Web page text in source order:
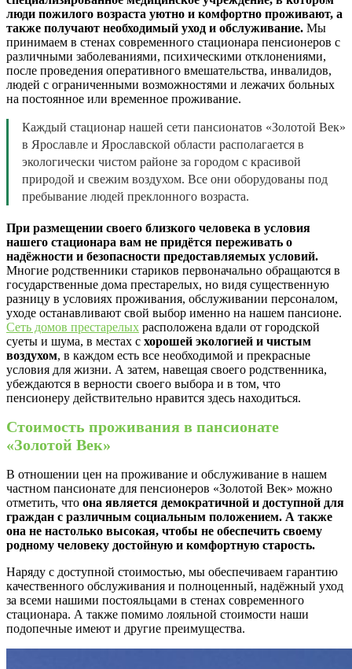
люди пожилого возраста уютно и комфортно проживают, а
также получают необходимый уход и обслуживание. Мы
принимаем в стенах современного стационара пенсионеров с
различными заболеваниями, психическими отклонениями,
после проведения оперативного вмешательства, инвалидов,
людей с ограниченными возможностями и лежачих больных
на постоянное или временное проживание.
Каждый стационар нашей сети пансионатов «Золотой Век»
в Ярославле и Ярославской области располагается в
экологически чистом районе за городом с красивой
природой и свежим воздухом. Все они оборудованы под
пребывание людей преклонного возраста.
При размещении своего близкого человека в условия
нашего стационара вам не придётся переживать о
надёжности и безопасности предоставляемых условий.
Многие родственники стариков первоначально обращаются в
государственные дома престарелых, но видя существенную
разницу в условиях проживания, обслуживании персоналом,
уходе останавливают свой выбор именно на нашем пансионе.
Сеть домов престарелых расположена вдали от городской
суеты и шума, в местах с хорошей экологией и чистым
воздухом, в каждом есть все необходимой и прекрасные
условия для жизни. А затем, навещая своего родственника,
убеждаются в верности своего выбора и в том, что
пенсионеру действительно нравится здесь находиться.
Стоимость проживания в пансионате
«Золотой Век»
В отношении цен на проживание и обслуживание в нашем
частном пансионате для пенсионеров «Золотой Век» можно
отметить, что она является демократичной и доступной для
граждан с различным социальным положением. А также
она не настолько высокая, чтобы не обеспечить своему
родному человеку достойную и комфортную старость.
Наряду с доступной стоимостью, мы обеспечиваем гарантию
качественного обслуживания и полноценный, надёжный уход
за всеми нашими постояльцами в стенах современного
стационара. А также помимо лояльной стоимости наши
подопечные имеют и другие преимущества.